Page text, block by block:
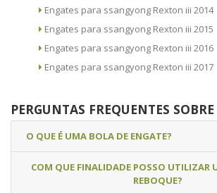
Engates para ssangyong Rexton iii 2014
Engates para ssangyong Rexton iii 2015
Engates para ssangyong Rexton iii 2016
Engates para ssangyong Rexton iii 2017
PERGUNTAS FREQUENTES
O QUE É UMA BOLA DE ENGATE?
COM QUE FINALIDADE POSSO UTILIZAR
REBOQUE?